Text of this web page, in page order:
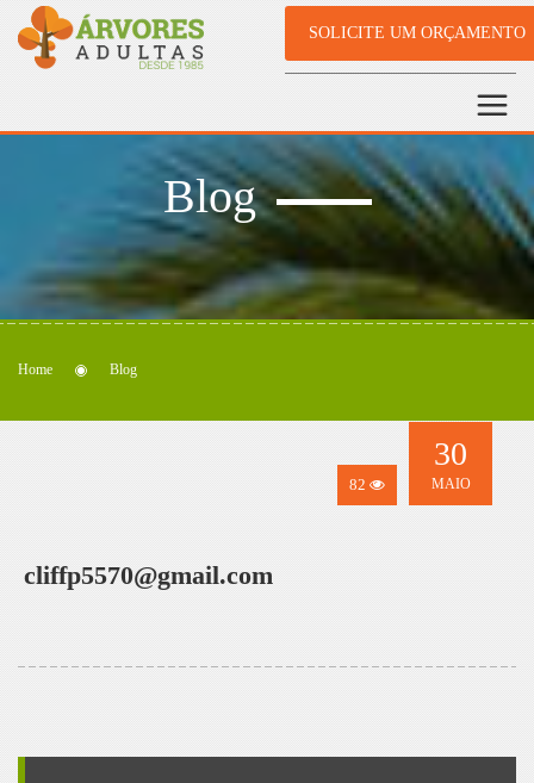
SOLICITE UM ORÇAMENTO
Blog
Home Blog
82
30
MAIO
cliffp5570@gmail.com